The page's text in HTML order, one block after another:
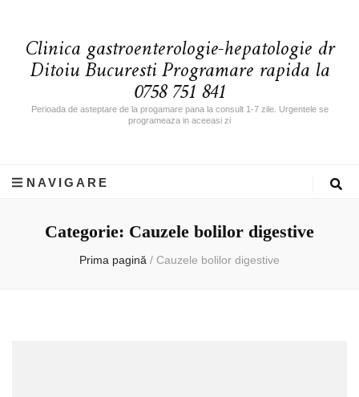
Clinica gastroenterologie-hepatologie dr
Ditoiu Bucuresti Programare rapida la
0758 751 841
Perioada de asteptare de la progamare pana la consult 1-7 zile. Urgentele se
programeaza in aceeasi zi
NAVIGARE
Categorie: Cauzele bolilor digestive
Prima pagină / Cauzele bolilor digestive